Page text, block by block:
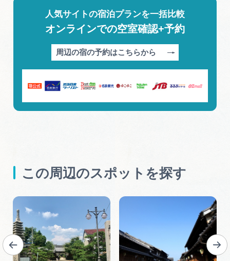
人気サイトの宿泊プランを一括比較
オンラインでの空室確認+予約
周辺の宿の予約はこちらから
この周辺のスポットを探す